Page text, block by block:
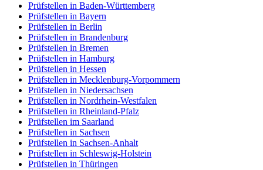
Prüfstellen in Baden-Württemberg
Prüfstellen in Bayern
Prüfstellen in Berlin
Prüfstellen in Brandenburg
Prüfstellen in Bremen
Prüfstellen in Hamburg
Prüfstellen in Hessen
Prüfstellen in Mecklenburg-Vorpommern
Prüfstellen in Niedersachsen
Prüfstellen in Nordrhein-Westfalen
Prüfstellen in Rheinland-Pfalz
Prüfstellen im Saarland
Prüfstellen in Sachsen
Prüfstellen in Sachsen-Anhalt
Prüfstellen in Schleswig-Holstein
Prüfstellen in Thüringen